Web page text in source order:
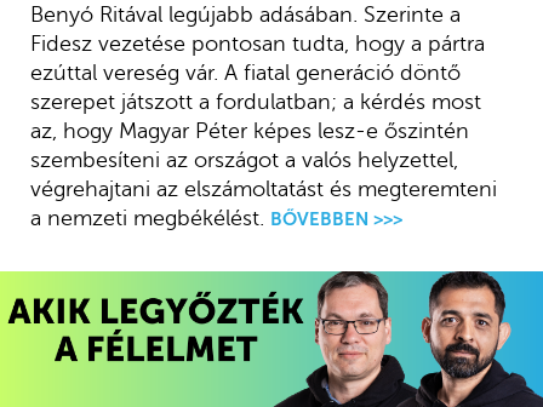
Benyó Ritával legújabb adásában. Szerinte a
Fidesz vezetése pontosan tudta, hogy a pártra
ezúttal vereség vár. A fiatal generáció döntő
szerepet játszott a fordulatban; a kérdés most
az, hogy Magyar Péter képes lesz-e őszintén
szembesíteni az országot a valós helyzettel,
végrehajtani az elszámoltatást és megteremteni
a nemzeti megbékélést.
BŐVEBBEN >>>